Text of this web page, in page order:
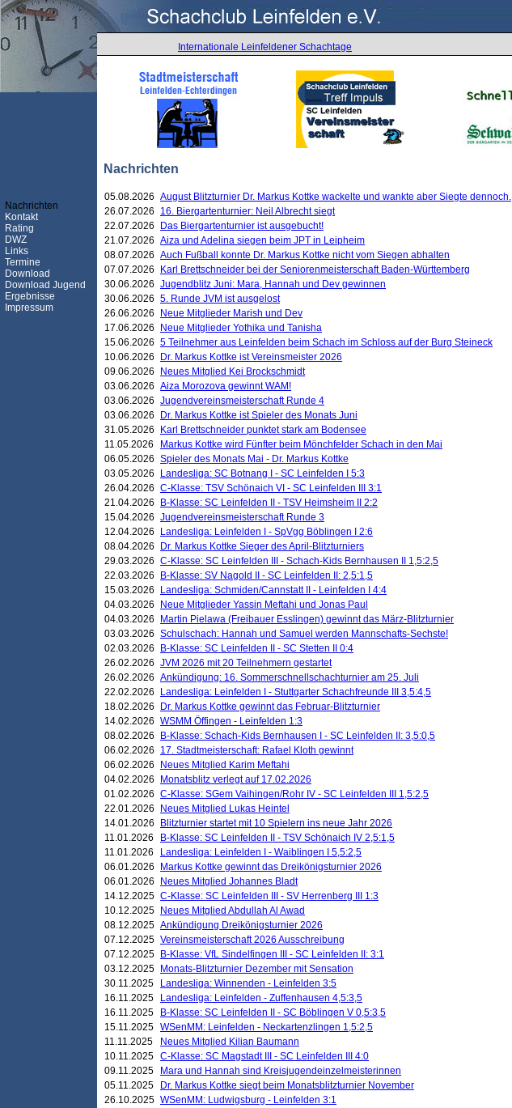
Internationale Leinfeldener Schachtage
Nachrichten
Nachrichten
Kontakt
Rating
DWZ
Links
Termine
Download
Download Jugend
Ergebnisse
Impressum
05.08.2026 August Blitzturnier Dr. Markus Kottke wackelte und wankte aber Siegte dennoch.
26.07.2026
16. Biergartenturnier: Neil Albrecht siegt
22.07.2026
Das Biergartenturnier ist ausgebucht!
21.07.2026 Aiza und Adelina siegen beim JPT in Leipheim
08.07.2026 Auch Fußball konnte Dr. Markus Kottke nicht vom Siegen abhalten
07.07.2026
Karl Brettschneider bei der Seniorenmeisterschaft Baden-Württemberg
30.06.2026 Jugendblitz Juni: Mara, Hannah und Dev gewinnen
30.06.2026 5. Runde JVM ist ausgelost
26.06.2026
Neue Mitglieder Marish und Dev
17.06.2026
Neue Mitglieder Yothika und Tanisha
15.06.2026 5 Teilnehmer aus Leinfelden beim Schach im Schloss auf der Burg Steineck
10.06.2026
Dr. Markus Kottke ist Vereinsmeister 2026
09.06.2026
Neues Mitglied Kei Brockschmidt
03.06.2026 Aiza Morozova gewinnt WAM!
03.06.2026 Jugendvereinsmeisterschaft Runde 4
03.06.2026
Dr. Markus Kottke ist Spieler des Monats Juni
31.05.2026
Karl Brettschneider punktet stark am Bodensee
11.05.2026
Markus Kottke wird Fünfter beim Mönchfelder Schach in den Mai
06.05.2026 Spieler des Monats Mai - Dr. Markus Kottke
03.05.2026
Landesliga: SC Botnang I - SC Leinfelden I 5:3
26.04.2026 C-Klasse: TSV Schönaich VI - SC Leinfelden III 3:1
21.04.2026
B-Klasse: SC Leinfelden II - TSV Heimsheim II 2:2
15.04.2026 Jugendvereinsmeisterschaft Runde 3
12.04.2026
Landesliga: Leinfelden I - SpVgg Böblingen I 2:6
08.04.2026
Dr. Markus Kottke Sieger des April-Blitzturniers
29.03.2026 C-Klasse: SC Leinfelden III - Schach-Kids Bernhausen II 1,5:2,5
22.03.2026
B-Klasse: SV Nagold II - SC Leinfelden II: 2,5:1,5
15.03.2026
Landesliga: Schmiden/Cannstatt II - Leinfelden I 4:4
04.03.2026
Neue Mitglieder Yassin Meftahi und Jonas Paul
04.03.2026
Martin Pielawa (Freibauer Esslingen) gewinnt das März-Blitzturnier
03.03.2026 Schulschach: Hannah und Samuel werden Mannschafts-Sechste!
02.03.2026
B-Klasse: SC Leinfelden II - SC Stetten II 0:4
26.02.2026 JVM 2026 mit 20 Teilnehmern gestartet
26.02.2026 Ankündigung: 16. Sommerschnellschachturnier am 25. Juli
22.02.2026
Landesliga: Leinfelden I - Stuttgarter Schachfreunde III 3,5:4,5
18.02.2026
Dr. Markus Kottke gewinnt das Februar-Blitzturnier
14.02.2026 WSMM Öffingen - Leinfelden 1:3
08.02.2026
B-Klasse: Schach-Kids Bernhausen I - SC Leinfelden II: 3,5:0,5
06.02.2026
17. Stadtmeisterschaft: Rafael Kloth gewinnt
06.02.2026
Neues Mitglied Karim Meftahi
04.02.2026
Monatsblitz verlegt auf 17.02.2026
01.02.2026 C-Klasse: SGem Vaihingen/Rohr IV - SC Leinfelden III 1,5:2,5
22.01.2026
Neues Mitglied Lukas Heintel
14.01.2026
Blitzturnier startet mit 10 Spielern ins neue Jahr 2026
11.01.2026
B-Klasse: SC Leinfelden II - TSV Schönaich IV 2,5:1,5
11.01.2026
Landesliga: Leinfelden I - Waiblingen I 5,5:2,5
06.01.2026
Markus Kottke gewinnt das Dreikönigsturnier 2026
06.01.2026
Neues Mitglied Johannes Bladt
14.12.2025 C-Klasse: SC Leinfelden III - SV Herrenberg III 1:3
10.12.2025
Neues Mitglied Abdullah Al Awad
08.12.2025 Ankündigung Dreikönigsturnier 2026
07.12.2025 Vereinsmeisterschaft 2026 Ausschreibung
07.12.2025
B-Klasse: VfL Sindelfingen III - SC Leinfelden II: 3:1
03.12.2025
Monats-Blitzturnier Dezember mit Sensation
30.11.2025
Landesliga: Winnenden - Leinfelden 3:5
16.11.2025
Landesliga: Leinfelden - Zuffenhausen 4,5:3,5
16.11.2025
B-Klasse: SC Leinfelden II - SC Böblingen V 0,5:3,5
15.11.2025 WSenMM: Leinfelden - Neckartenzlingen 1,5:2,5
11.11.2025
Neues Mitglied Kilian Baumann
10.11.2025 C-Klasse: SC Magstadt III - SC Leinfelden III 4:0
09.11.2025
Mara und Hannah sind Kreisjugendeinzelmeisterinnen
05.11.2025
Dr. Markus Kottke siegt beim Monatsblitzturnier November
26.10.2025 WSenMM: Ludwigsburg - Leinfelden 3:1